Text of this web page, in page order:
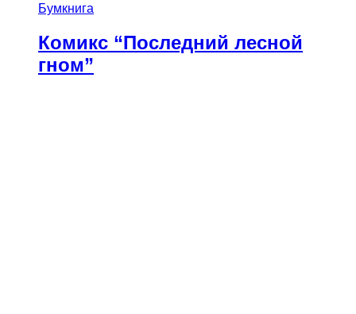
Бумкнига
Комикс “Последний лесной
гном”